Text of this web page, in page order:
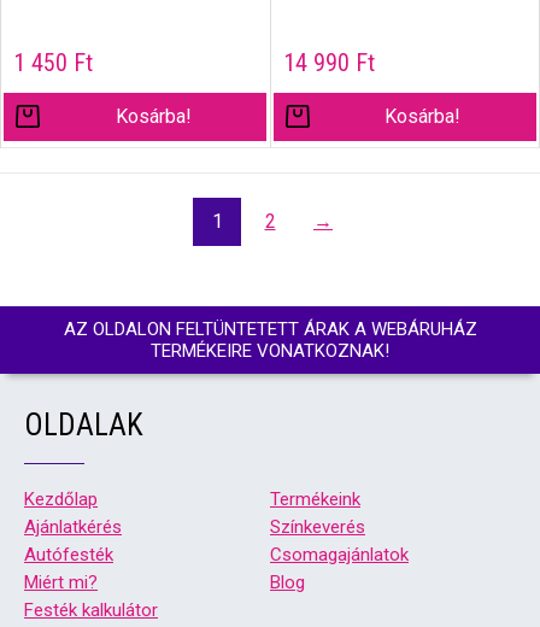
1 450 Ft
Kosárba!
14 990 Ft
Kosárba!
1 2 →
AZ OLDALON FELTÜNTETETT ÁRAK A WEBÁRUHÁZ
TERMÉKEIRE VONATKOZNAK!
OLDALAK
Kezdőlap
Termékeink
Ajánlatkérés
Színkeverés
Autófesték
Csomagajánlatok
Miért mi?
Blog
Festék kalkulátor